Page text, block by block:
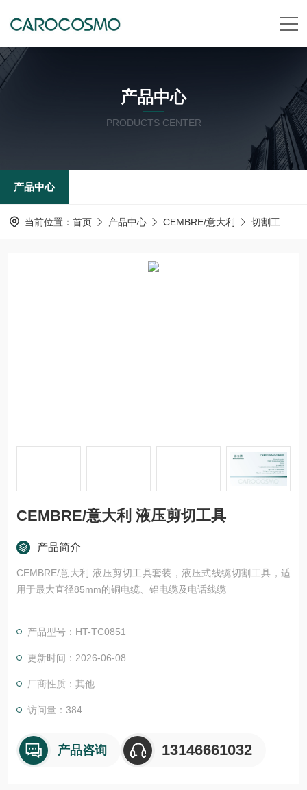
产品中心
PRODUCTS CENTER
产品中心
当前位置： 首页 产品中心 CEMBRE/意大利 切割工具
CEMBRE/意大利 液压剪切工具
产品简介
CEMBRE/意大利 液压剪切工具套装，液压式线缆切割工具，适
用于最大直径85mm的铜电缆、铝电缆及电话线缆
产品型号：HT-TC0851
更新时间：2026-06-08
厂商性质：其他
访问量：384
产品咨询 13146661032